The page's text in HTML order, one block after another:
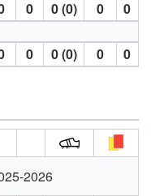
0 0 (0) 0 0
0 0 (0) 0 0
2026